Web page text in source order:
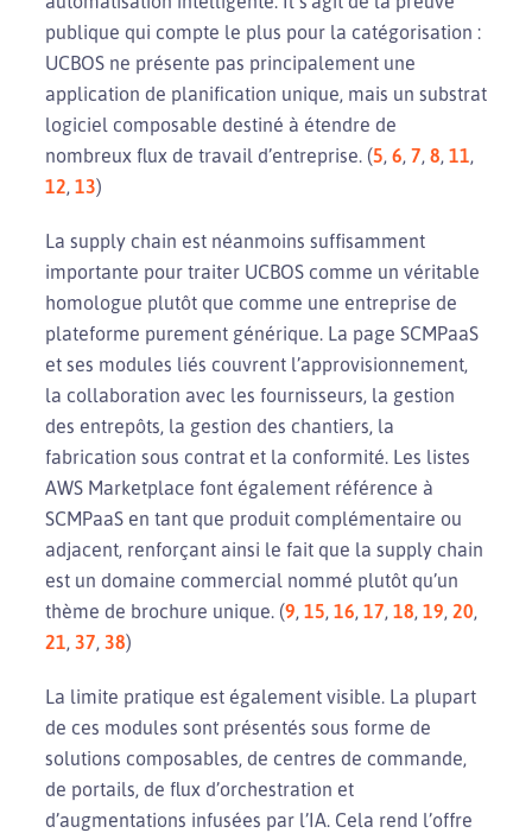
publique qui compte le plus pour la catégorisation :
UCBOS ne présente pas principalement une
application de planification unique, mais un substrat
logiciel composable destiné à étendre de
nombreux flux de travail d’entreprise. (5, 6, 7, 8, 11,
12, 13)
La supply chain est néanmoins suffisamment
importante pour traiter UCBOS comme un véritable
homologue plutôt que comme une entreprise de
plateforme purement générique. La page SCMPaaS
et ses modules liés couvrent l’approvisionnement,
la collaboration avec les fournisseurs, la gestion
des entrepôts, la gestion des chantiers, la
fabrication sous contrat et la conformité. Les listes
AWS Marketplace font également référence à
SCMPaaS en tant que produit complémentaire ou
adjacent, renforçant ainsi le fait que la supply chain
est un domaine commercial nommé plutôt qu’un
thème de brochure unique. (9, 15, 16, 17, 18, 19, 20,
21, 37, 38)
La limite pratique est également visible. La plupart
de ces modules sont présentés sous forme de
solutions composables, de centres de commande,
de portails, de flux d’orchestration et
d’augmentations infusées par l’IA. Cela rend l’offre